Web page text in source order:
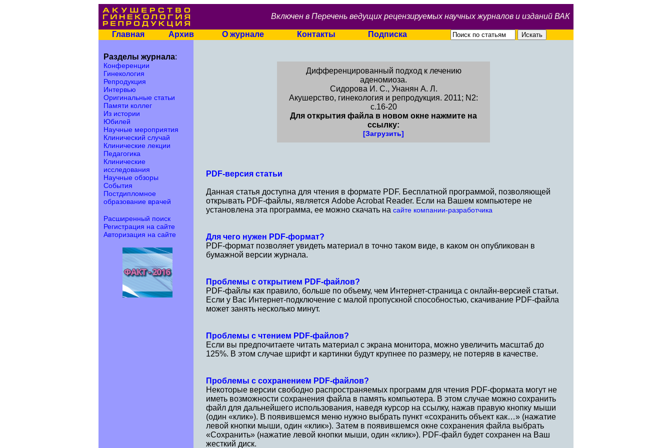
Включен в Перечень ведущих рецензируемых научных журналов и изданий ВАК
Главная Архив О журнале Контакты Подписка
Разделы журнала:
Конференции
Гинекология
Репродукция
Интервью
Оригинальные статьи
Памяти коллег
Из истории
Юбилей
Научные мероприятия
Клинический случай
Клинические лекции
Педагогика
Клинические
исследования
Научные обзоры
События
Постдипломное
образование врачей
Расширенный поиск
Регистрация на сайте
Авторизация на сайте
Дифференцированный подход к лечению
аденомиоза.
Сидорова И. С., Унанян А. Л.
Акушерство, гинекология и репродукция. 2011; N2:
c.16-20
Для открытия файла в новом окне нажмите на
ссылку:
[Загрузить]
PDF-версия статьи
Данная статья доступна для чтения в формате PDF. Бесплатной программой, позволяющей
открывать PDF-файлы, является Adobe Acrobat Reader. Если на Вашем компьютере не
установлена эта программа, ее можно скачать на сайте компании-разработчика
Для чего нужен PDF-формат?
PDF-формат позволяет увидеть материал в точно таком виде, в каком он опубликован в
бумажной версии журнала.
Проблемы с открытием PDF-файлов?
PDF-файлы как правило, больше по объему, чем Интернет-страница с онлайн-версией статьи.
Если у Вас Интернет-подключение с малой пропускной способностью, скачивание PDF-файла
может занять несколько минут.
Проблемы с чтением PDF-файлов?
Если вы предпочитаете читать материал с экрана монитора, можно увеличить масштаб до
125%. В этом случае шрифт и картинки будут крупнее по размеру, не потеряв в качестве.
Проблемы с сохранением PDF-файлов?
Некоторые версии свободно распространяемых программ для чтения PDF-формата могут не
иметь возможности сохранения файла в память компьютера. В этом случае можно сохранить
файл для дальнейшего использования, наведя курсор на ссылку, нажав правую кнопку мыши
(один «клик»). В появившемся меню нужно выбрать пункт «сохранить объект как…» (нажатие
левой кнопки мыши, один «клик»). Затем в появившемся окне сохранения файла выбрать
«Сохранить» (нажатие левой кнопки мыши, один «клик»). PDF-файл будет сохранен на Ваш
жесткий диск.